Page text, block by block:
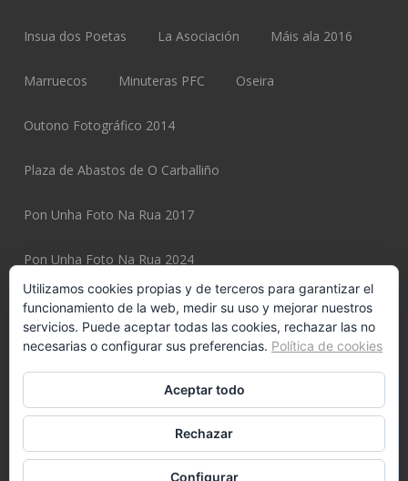
Insua dos Poetas La Asociación Máis ala 2016
Marruecos Minuteras PFC Oseira
Outono Fotográfico 2014
Plaza de Abastos de O Carballiño
Pon Unha Foto Na Rua 2017
Pon Unha Foto Na Rua 2024
Pon Unha Foto Na Rua 2025
Pon Unha Foto Na Rua 2025 Page Potiexpo 2020
Potiexpo 2024
Potiños
Utilizamos cookies propias y de terceros para garantizar el
funcionamiento de la web, medir su uso y mejorar nuestros
servicios. Puede aceptar todas las cookies, rechazar las no
necesarias o configurar sus preferencias. Política de cookies
Aceptar todo
Rechazar
Configurar